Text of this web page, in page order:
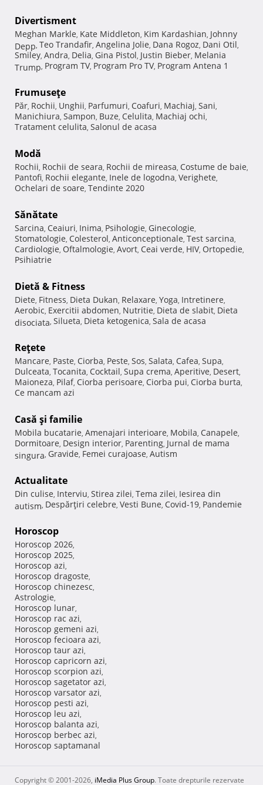
Divertisment
Meghan Markle, Kate Middleton, Kim Kardashian, Johnny
Depp, Teo Trandafir, Angelina Jolie, Dana Rogoz, Dani Otil,
Smiley, Andra, Delia, Gina Pistol, Justin Bieber, Melania
Trump, Program TV, Program Pro TV, Program Antena 1
Frumuseţe
Păr, Rochii, Unghii, Parfumuri, Coafuri, Machiaj, Sani,
Manichiura, Sampon, Buze, Celulita, Machiaj ochi,
Tratament celulita, Salonul de acasa
Modă
Rochii, Rochii de seara, Rochii de mireasa, Costume de baie,
Pantofi, Rochii elegante, Inele de logodna, Verighete,
Ochelari de soare, Tendinte 2020
Sănătate
Sarcina, Ceaiuri, Inima, Psihologie, Ginecologie,
Stomatologie, Colesterol, Anticonceptionale, Test sarcina,
Cardiologie, Oftalmologie, Avort, Ceai verde, HIV, Ortopedie,
Psihiatrie
Dietă & Fitness
Diete, Fitness, Dieta Dukan, Relaxare, Yoga, Intretinere,
Aerobic, Exercitii abdomen, Nutritie, Dieta de slabit, Dieta
disociata, Silueta, Dieta ketogenica, Sala de acasa
Reţete
Mancare, Paste, Ciorba, Peste, Sos, Salata, Cafea, Supa,
Dulceata, Tocanita, Cocktail, Supa crema, Aperitive, Desert,
Maioneza, Pilaf, Ciorba perisoare, Ciorba pui, Ciorba burta,
Ce mancam azi
Casă şi familie
Mobila bucatarie, Amenajari interioare, Mobila, Canapele,
Dormitoare, Design interior, Parenting, Jurnal de mama
singura, Gravide, Femei curajoase, Autism
Actualitate
Din culise, Interviu, Stirea zilei, Tema zilei, Iesirea din
autism, Despărţiri celebre, Vesti Bune, Covid-19, Pandemie
Horoscop
Horoscop 2026,
Horoscop 2025,
Horoscop azi,
Horoscop dragoste,
Horoscop chinezesc,
Astrologie,
Horoscop lunar,
Horoscop rac azi,
Horoscop gemeni azi,
Horoscop fecioara azi,
Horoscop taur azi,
Horoscop capricorn azi,
Horoscop scorpion azi,
Horoscop sagetator azi,
Horoscop varsator azi,
Horoscop pesti azi,
Horoscop leu azi,
Horoscop balanta azi,
Horoscop berbec azi,
Horoscop saptamanal
Copyright © 2001-2026, iMedia Plus Group. Toate drepturile rezervate